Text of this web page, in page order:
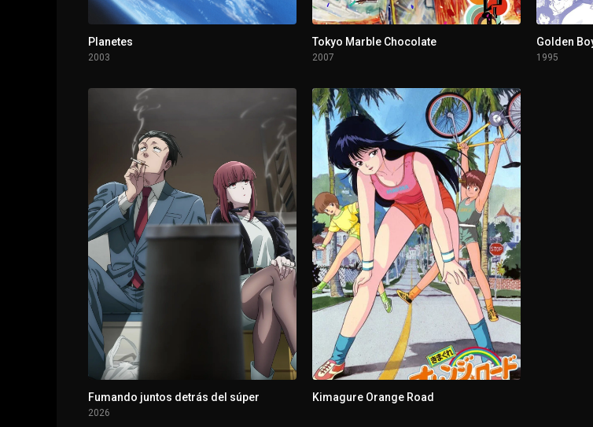
1 - 9 Por favor, no te ahogues en este río (2)
1 - 10 Una rosa hermosa con intenciones asesinas
La novia se ha encerrado con llave
¿Qué es lo que han robado?
Planetes
2003
Tokyo Marble Chocolate
2007
Golden
1995
Fumando juntos detrás del súper
2026
Kimagure Orange Road